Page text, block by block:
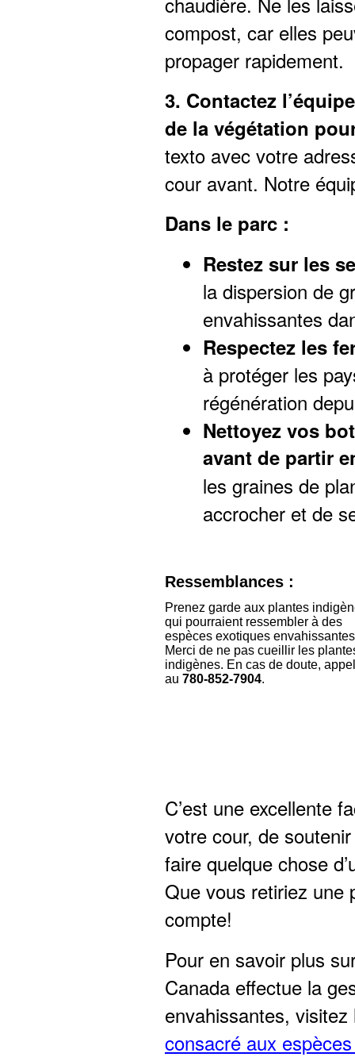
compost, car elles
propager rapidement.
3. Contactez
de la végétation
texto avec votre
cour avant. Notre
Dans le parc :
Restez sur les
la dispersion de
envahissantes
Respectez les
à protéger les
régénération
Nettoyez vos
avant de partir
les graines de
accrocher et de
Ressemblances :
Prenez garde aux plantes
qui pourraient ressembler à des
espèces exotiques
Merci de ne pas cueillir les
indigènes. En cas de doute,
au 780‑852‑7904.
C’est une excellente
votre cour, de
faire quelque chose
Que vous retiriez une
compte!
Pour en savoir plus
Canada effectue la
envahissantes,
consacré aux